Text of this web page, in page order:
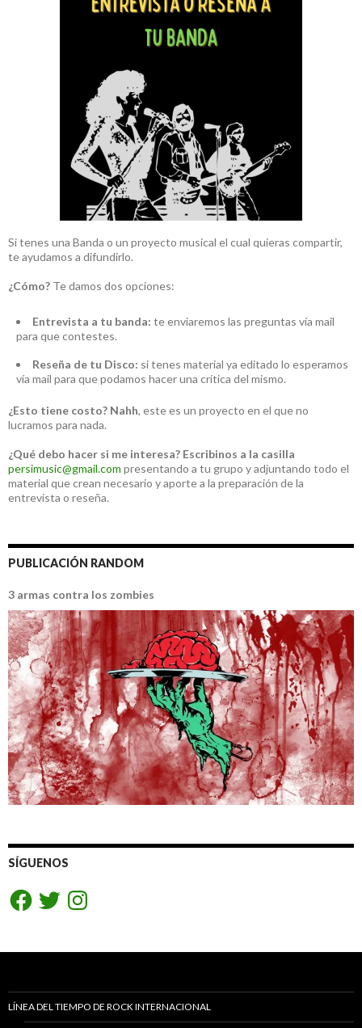
Si tenes una Banda o un proyecto musical el cual quieras compartir,
te ayudamos a difundirlo.
¿Cómo? Te damos dos opciones:
Entrevista a tu banda: te enviaremos las preguntas vía mail
para que contestes.
Reseña de tu Disco: si tenes material ya editado lo esperamos
vía mail para que podamos hacer una crítica del mismo.
¿Esto tiene costo? Nahh, este es un proyecto en el que no
lucramos para nada.
¿Qué debo hacer si me interesa? Escribinos a la casilla
persimusic@gmail.com presentando a tu grupo y adjuntando todo el
material que crean necesario y aporte a la preparación de la
entrevista o reseña.
PUBLICACIÓN RANDOM
3 armas contra los zombies
SÍGUENOS
FacebookTwitterInstagram
LÍNEA DEL TIEMPO DE ROCK INTERNACIONAL